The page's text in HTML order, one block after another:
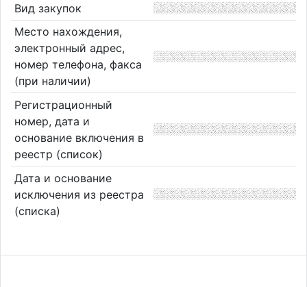
Вид закупок
Место нахождения,
электронный адрес,
номер телефона, факса
(при наличии)
Регистрационный
номер, дата и
основание включения в
реестр (список)
Дата и основание
исключения из реестра
(списка)